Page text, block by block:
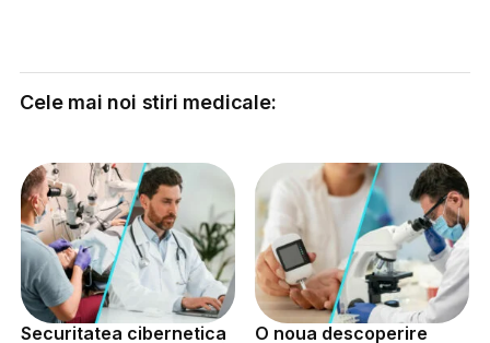
Cele mai noi stiri medicale:
Securitatea cibernetica
O noua descoperire